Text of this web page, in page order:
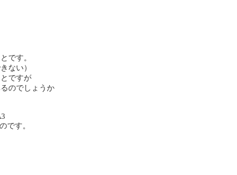
です。
ない）
ですが
のでしょうか
です。